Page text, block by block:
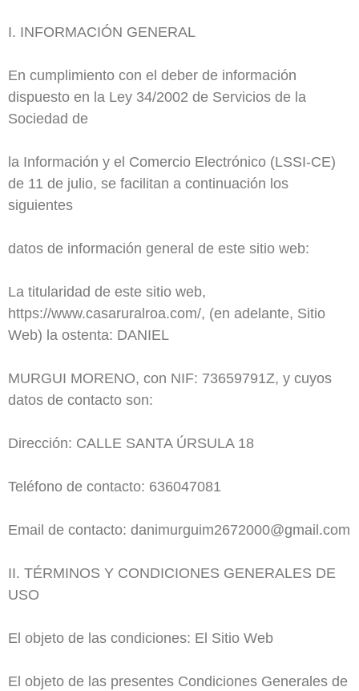
I. INFORMACIÓN GENERAL
En cumplimiento con el deber de información
dispuesto en la Ley 34/2002 de Servicios de la
Sociedad de
la Información y el Comercio Electrónico (LSSI-CE)
de 11 de julio, se facilitan a continuación los
siguientes
datos de información general de este sitio web:
La titularidad de este sitio web,
https://www.casaruralroa.com/, (en adelante, Sitio
Web) la ostenta: DANIEL
MURGUI MORENO, con NIF: 73659791Z, y cuyos
datos de contacto son:
Dirección: CALLE SANTA ÚRSULA 18
Teléfono de contacto: 636047081
Email de contacto: danimurguim2672000@gmail.com
II. TÉRMINOS Y CONDICIONES GENERALES DE
USO
El objeto de las condiciones: El Sitio Web
El objeto de las presentes Condiciones Generales de